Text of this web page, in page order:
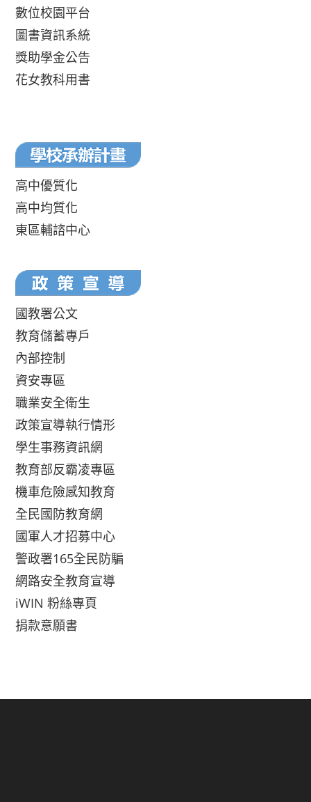
數位校園平台
圖書資訊系統
獎助學金公告
花女教科用書
高中優質化
高中均質化
東區輔諮中心
國教署公文
教育儲蓄專戶
內部控制
資安專區
職業安全衛生
政策宣導執行情形
學生事務資訊網
教育部反霸凌專區
機車危險感知教育
全民國防教育網
國軍人才招募中心
警政署165全民防騙
網路安全教育宣導
iWIN 粉絲專頁
捐款意願書